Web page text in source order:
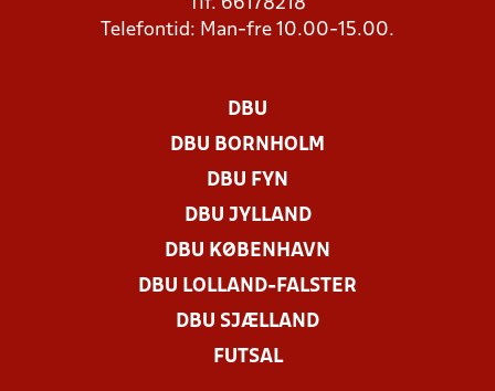
Tlf. 66178218
Telefontid: Man-fre 10.00-15.00.
DBU
DBU BORNHOLM
DBU FYN
DBU JYLLAND
DBU KØBENHAVN
DBU LOLLAND-FALSTER
DBU SJÆLLAND
FUTSAL